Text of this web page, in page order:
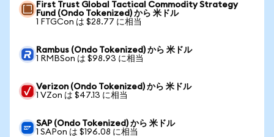
First Trust Global Tactical Commodity Strategy
Fund (Ondo Tokenized) から 米ドル
1 FTGCon は $28.77 に相当
Rambus (Ondo Tokenized) から 米ドル
1 RMBSon は $98.93 に相当
Verizon (Ondo Tokenized) から 米ドル
1 VZon は $47.13 に相当
SAP (Ondo Tokenized) から 米ドル
1 SAPon は $196.08 に相当